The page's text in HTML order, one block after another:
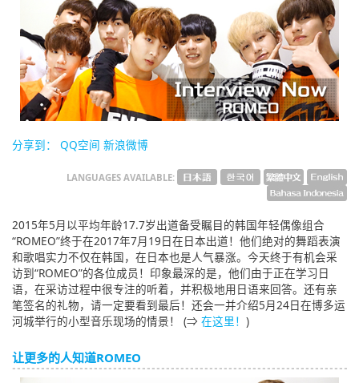
ภาษาไทย
tiéng Viêt
Bahasa Indonesia
分享到： QQ空间 新浪微博
LANGUAGES AVAILABLE:
2015年5月以平均年龄17.7岁出道备受瞩目的韩国年轻偶像组合
“ROMEO”终于在2017年7月19日在日本出道！他们绝对的舞蹈表演
和歌唱实力不仅在韩国，在日本也是人气暴涨。今天终于有机会采
访到“ROMEO”的各位成员！印象最深的是，他们由于正在学习日
语，在采访过程中很专注的听着，并积极地用日语来回答。还有亲
笔签名的礼物，请一定要看到最后！还会一并介绍5月24日在博多运
河城举行的小型音乐现场的情景！ (⇒ 在这里！ )
让更多的人知道ROMEO